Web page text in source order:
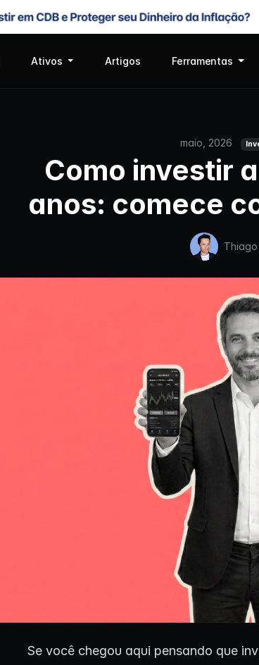
Ativos Artigos Ferramentas
maio, 2026
Como investir
anos: comece
Thiago
Se você chegou aqui pensando que